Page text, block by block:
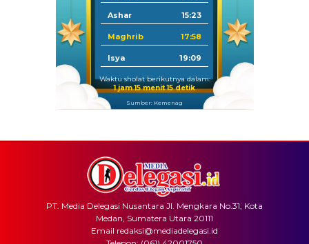
Ashar 15:23
Maghrib 17:58
Isya 19:09
Waktu sholat berikutnya dalam:
1 jam 15 menit 15 detik
Sumber: Kemenag
PT. Media Delegasi Nusantara Jl. Mengkara No.31, Kota
Medan, Sumatera Utara 20111
Email redaksi@mediadelegasi.id